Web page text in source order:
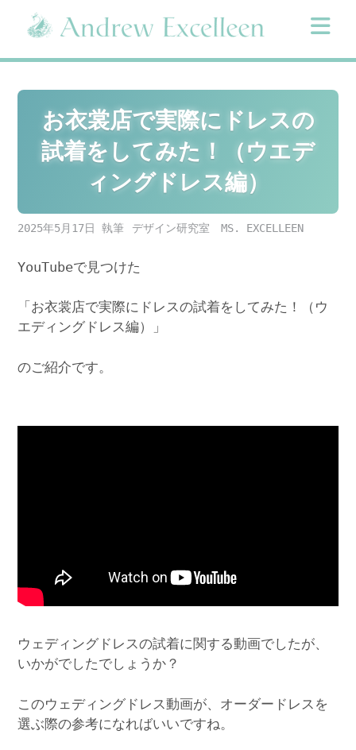
content
お衣裳店で実際にドレスの
試着をしてみた！（ウエデ
ィングドレス編）
2025年5月17日 デザイン研究室 MS. EXCELLEEN
YouTubeで見つけた
「お衣裳店で実際にドレスの試着をしてみた！（ウ
エディングドレス編）」
のご紹介です。
ウェディングドレスの試着に関する動画でしたが、
いかがでしたでしょうか？
このウェディングドレス動画が、オーダードレスを
選ぶ際の参考になればいいですね。